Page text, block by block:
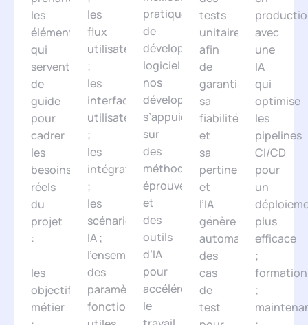
les
éléments
qui
servent
de
guide
pour
cadrer
les
besoins
réels
du
projet
:
les
objectifs
métier
les
flux
utilisateurs
;
les
interfaces
utilisateur
;
les
intégrations
;
les
scénarios
IA ;
l’ensemble
des
paramètres
fonctionnels
pratiques
de
développement
logiciel :
nos
développeurs
s’appuient
sur
des
méthodes
éprouvées
et
des
outils
d’IA
pour
accélérer
le
tests
unitaires,
afin
de
garantir
sa
fiabilité
et
sa
pertinence,
et
l’IA
génère
automatiquement
des
cas
de
test
avec
une
IA
qui
optimise
les
pipelines
CI/CD
pour
un
plus
efficace
;
formation
;